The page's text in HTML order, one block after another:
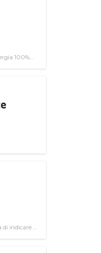
100%
indicare le